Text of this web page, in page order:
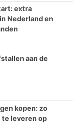
extra
Nederland en
aan de
kopen: zo
te leveren op